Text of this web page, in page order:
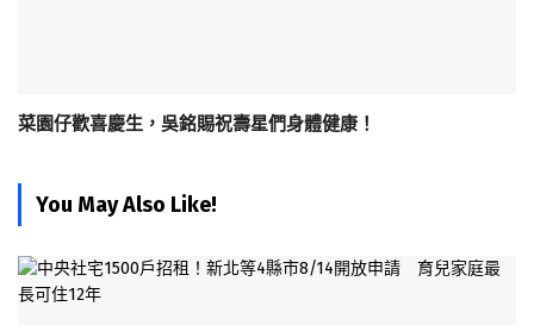
菜園仔歡喜慶生，吳銘賜祝壽星們身體健康！
You May Also Like!